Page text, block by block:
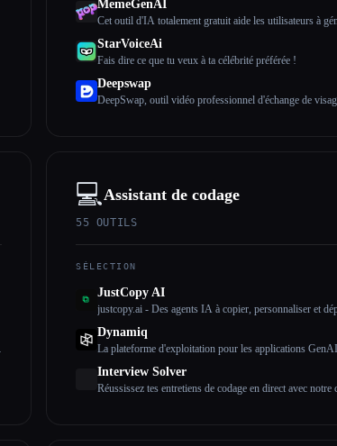
MemeGenAI
Cet outil d'IA totalement gratuit aide les utilisateurs à
amis et leur famille, et le destinataire peut interagir avec
pour créer un nouveau mème remix.
StarVoiceAi
Fais dire ce que tu veux à ta célébrité préférée !
Deepswap
DeepSwap, outil vidéo professionnel d'échange de
💻Assistant de codage
55 OUTILS
SÉLECTION
JustCopy AI
justcopy.ai - Des agents IA à copier, personnaliser et
Dynamiq
La plateforme d'exploitation pour les applications GenAI
Interview Solver
Réussissez tes entretiens de codage en direct avec